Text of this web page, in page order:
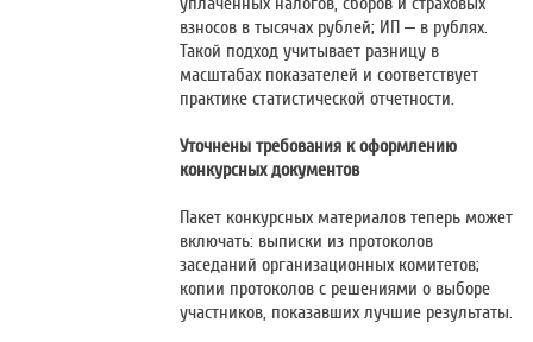
взносов в тысячах рублей; ИП – в рублях.
Такой подход учитывает разницу в
масштабах показателей и соответствует
практике статистической отчетности.
Уточнены требования к оформлению
конкурсных документов
Пакет конкурсных материалов теперь может
включать: выписки из протоколов
заседаний организационных комитетов;
копии протоколов с решениями о выборе
участников, показавших лучшие результаты.